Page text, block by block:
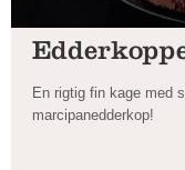
En rigtig fin kage med
marcipanedderkop!